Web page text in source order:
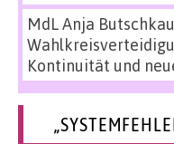
MdL Anja
Kontinuität und